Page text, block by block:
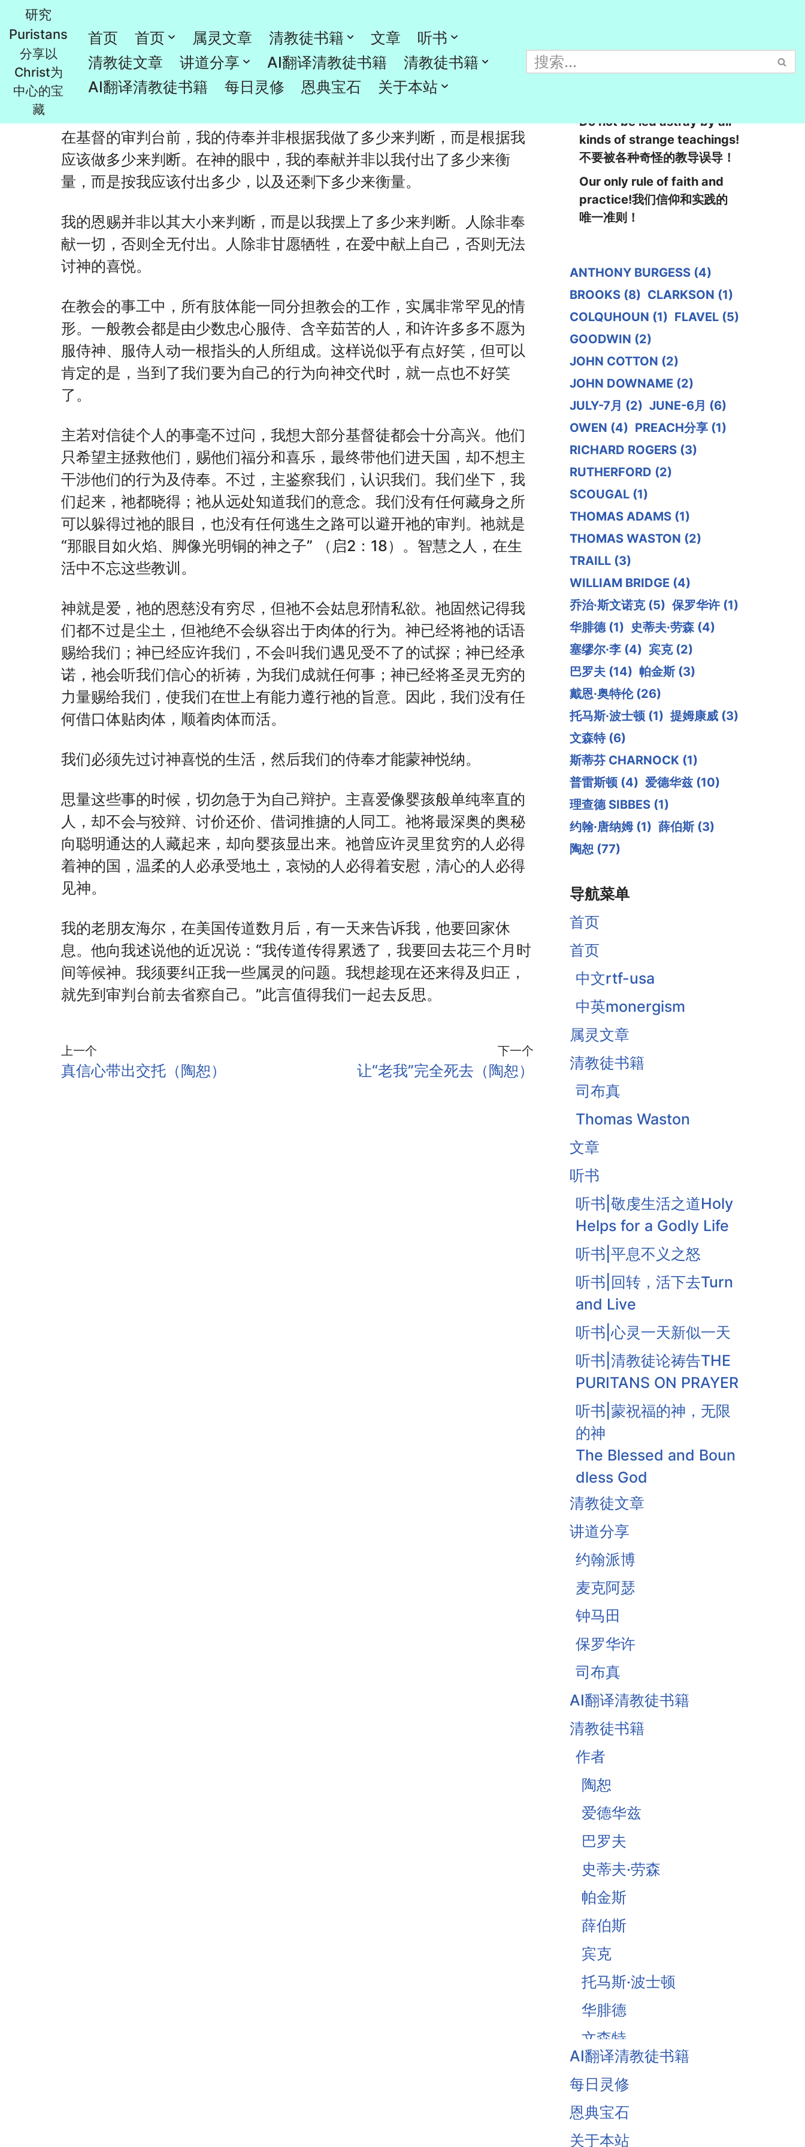
跳
至
正
文
研究
Puristans
分享以
Christ为
中心的宝
藏
首页 首页 属灵文章 清教徒书籍 文章
听书
清教徒文章
讲道分享 AI翻译清教徒书籍
清教徒书籍
AI翻译清教徒书籍
每日灵修 恩典宝石 关于本站
先到审判台前省察自己（陶恕）
由 Rao 2024年3月8日 清教徒书籍
在基督的审判台前，我的侍奉并非根据我做了多少来判断，而是根据我
应该做多少来判断。在神的眼中，我的奉献并非以我付出了多少来衡
量，而是按我应该付出多少，以及还剩下多少来衡量。
我的恩赐并非以其大小来判断，而是以我摆上了多少来判断。人除非奉
献一切，否则全无付出。人除非甘愿牺牲，在爱中献上自己，否则无法
讨神的喜悦。
在教会的事工中，所有肢体能一同分担教会的工作，实属非常罕见的情
形。一般教会都是由少数忠心服侍、含辛茹苦的人，和许许多多不愿为
服侍神、服侍人动一根指头的人所组成。这样说似乎有点好笑，但可以
肯定的是，当到了我们要为自己的行为向神交代时，就一点也不好笑
了。
主若对信徒个人的事毫不过问，我想大部分基督徒都会十分高兴。他们
只希望主拯救他们，赐他们福分和喜乐，最终带他们进天国，却不想主
干涉他们的行为及侍奉。不过，主鉴察我们，认识我们。我们坐下，我
们起来，祂都晓得；祂从远处知道我们的意念。我们没有任何藏身之所
可以躲得过祂的眼目，也没有任何逃生之路可以避开祂的审判。祂就是
“那眼目如火焰、脚像光明铜的神之子” （启2：18）。智慧之人，在生
活中不忘这些教训。
神就是爱，祂的恩慈没有穷尽，但祂不会姑息邪情私欲。祂固然记得我
们都不过是尘土，但祂绝不会纵容出于肉体的行为。神已经将祂的话语
赐给我们；神已经应许我们，不会叫我们遇见受不了的试探；神已经承
诺，祂会听我们信心的祈祷，为我们成就任何事；神已经将圣灵无穷的
力量赐给我们，使我们在世上有能力遵行祂的旨意。因此，我们没有任
何借口体贴肉体，顺着肉体而活。
我们必须先过讨神喜悦的生活，然后我们的侍奉才能蒙神悦纳。
思量这些事的时候，切勿急于为自己辩护。主喜爱像婴孩般单纯率直的
人，却不会与狡辩、讨价还价、借词推搪的人同工。祂将最深奥的奥秘
向聪明通达的人藏起来，却向婴孩显出来。祂曾应许灵里贫穷的人必得
着神的国，温柔的人必承受地土，哀恸的人必得着安慰，清心的人必得
见神。
我的老朋友海尔，在美国传道数月后，有一天来告诉我，他要回家休
息。他向我述说他的近况说：“我传道传得累透了，我要回去花三个月时
间等候神。我须要纠正我一些属灵的问题。我想趁现在还来得及归正，
就先到审判台前去省察自己。”此言值得我们一起去反思。
上一个
真信心带出交托（陶恕）
下一个
让“老我”完全死去（陶恕）
Do not be led astray by all
kinds of strange teachings!
不要被各种奇怪的教导误导！
Our only rule of faith and
practice!我们信仰和实践的
唯一准则！
ANTHONY BURGESS (4)
BROOKS (8) CLARKSON (1)
COLQUHOUN (1) FLAVEL (5)
GOODWIN (2)
JOHN COTTON (2)
JOHN DOWNAME (2)
JULY-7月 (2) JUNE-6月 (6)
OWEN (4) PREACH分享 (1)
RICHARD ROGERS (3)
RUTHERFORD (2)
SCOUGAL (1)
THOMAS ADAMS (1)
THOMAS WASTON (2)
TRAILL (3)
WILLIAM BRIDGE (4)
乔治·斯文诺克 (5) 保罗华许 (1)
华腓德 (1) 史蒂夫·劳森 (4)
塞缪尔·李 (4) 宾克 (2)
巴罗夫 (14) 帕金斯 (3)
戴恩·奥特伦 (26)
托马斯·波士顿 (1) 提姆康威 (3)
文森特 (6)
斯蒂芬 CHARNOCK (1)
普雷斯顿 (4) 爱德华兹 (10)
理查德 SIBBES (1)
约翰·唐纳姆 (1) 薛伯斯 (3)
陶恕 (77)
导航菜单
首页
首页
中文rtf-usa
中英monergism
属灵文章
清教徒书籍
司布真
Thomas Waston
文章
听书
听书|敬虔生活之道Holy
Helps for a Godly Life
听书|平息不义之怒
听书|回转，活下去Turn
and Live
听书|心灵一天新似一天
听书|清教徒论祷告THE
PURITANS ON PRAYER
听书|蒙祝福的神，无限
的神
The Blessed and Boun
dless God
听书|信而求据
Faith Seeking Assuran
ce
安慰与圣洁-基督祭司工
作之果
基督为人的罪受苦
基督徒的珍宝-知足
《柔和谦卑》合集
战胜罪恶的惧怕
清教徒文章
讲道分享
约翰派博
麦克阿瑟
钟马田
保罗华许
司布真
AI翻译清教徒书籍
清教徒书籍
作者
陶恕
爱德华兹
巴罗夫
史蒂夫·劳森
帕金斯
薛伯斯
宾克
托马斯·波士顿
华腓德
文森特
Brooks
Owen
Traill
AI翻译清教徒书籍
每日灵修
恩典宝石
关于本站